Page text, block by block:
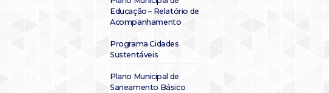
Educação – Relatório de
Acompanhamento
Programa Cidades
Sustentáveis
Plano Municipal de
Saneamento Básico